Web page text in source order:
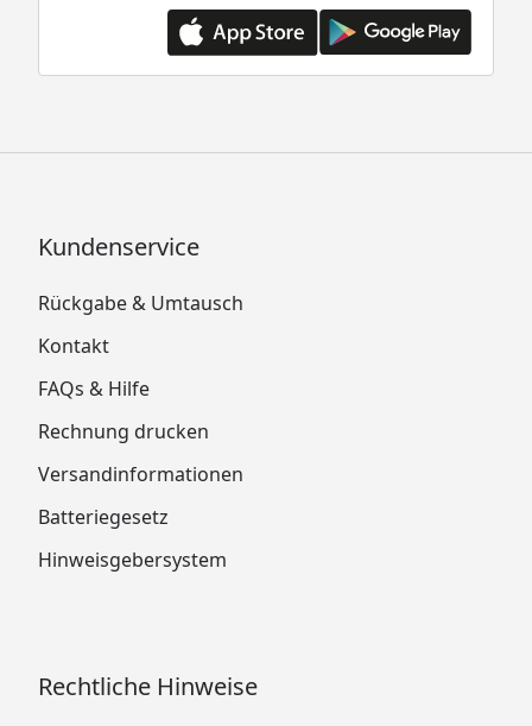
Kundenservice
Rückgabe & Umtausch
Kontakt
FAQs & Hilfe
Rechnung drucken
Versandinformationen
Batteriegesetz
Hinweisgebersystem
Rechtliche Hinweise